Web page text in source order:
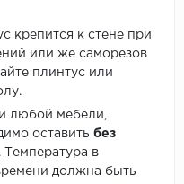
крепится к стене при
или же саморезов
плинтус или
любой мебели,
оставить без
. Температура в
должна быть